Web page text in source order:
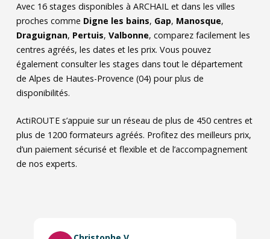
Avec 16stages disponibles à ARCHAIL et dans les villes
proches comme Digne les bains, Gap, Manosque,
Draguignan, Pertuis, Valbonne, comparez facilement les
centres agréés, les dates et les prix. Vous pouvez
également consulter les stages dans tout le département
de Alpes de Hautes-Provence (04) pour plus de
disponibilités.
ActiROUTE s’appuie sur un réseau de plus de 450 centres et
plus de 1200 formateurs agréés. Profitez des meilleurs prix,
d’un paiement sécurisé et flexible et de l’accompagnement
de nos experts.